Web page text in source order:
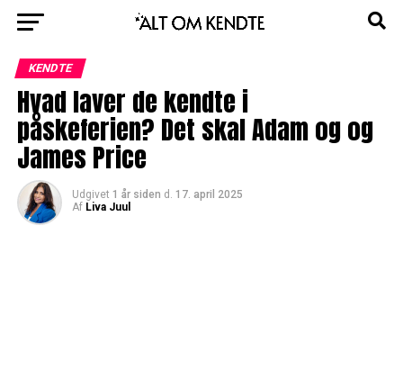
KENDTE
Hvad laver de kendte i
påskeferien? Det skal Adam og og
James Price
Udgivet 1 år siden d. 17. april 2025
Af Liva Juul